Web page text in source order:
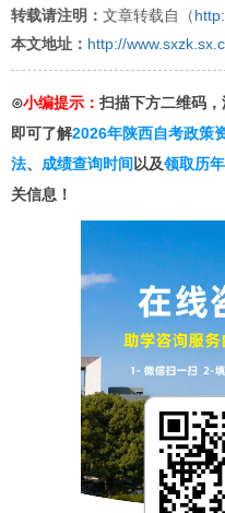
转载请注明： 文章转载自（
本文地址： http://
⊙小编提示： 扫描下方二维码，
即可了解2026年陕西自考政策
法、 成绩查询时间 以及领取历
关信息！